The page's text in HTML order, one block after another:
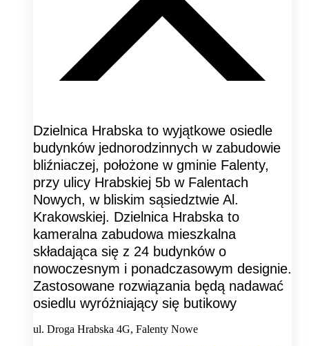
Dzielnica Hrabska to wyjątkowe osiedle
budynków jednorodzinnych w zabudowie
bliźniaczej, położone w gminie Falenty,
przy ulicy Hrabskiej 5b w Falentach
Nowych, w bliskim sąsiedztwie Al.
Krakowskiej. Dzielnica Hrabska to
kameralna zabudowa mieszkalna
składająca się z 24 budynków o
nowoczesnym i ponadczasowym designie.
Zastosowane rozwiązania będą nadawać
osiedlu wyróżniający się butikowy
ul. Droga Hrabska 4G, Falenty Nowe